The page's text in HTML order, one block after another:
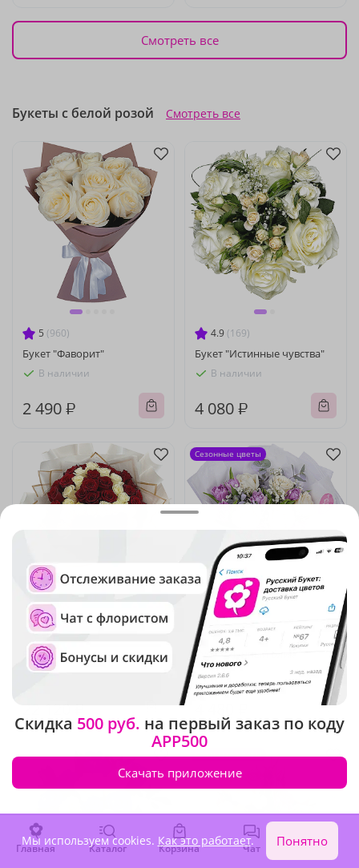
Смотреть все
Букеты с белой розой Смотреть все
5 (960)
Букет "Фаворит"
В наличии
2 490 ₽
4.9 (169)
Букет "Истинные чувства"
В наличии
4 080 ₽
5(57)
Букет "Цветочное имя"
В наличии
5(81)
Букет "Лунный блик"
В наличии
Сезонные цветы
Сезонные цветы
Главная Каталог Корзина Чат Войти
Скидка 500 руб. на первый заказ по коду
APP500
Скачать приложение
Мы используем cookies. Как это работает. Понятно